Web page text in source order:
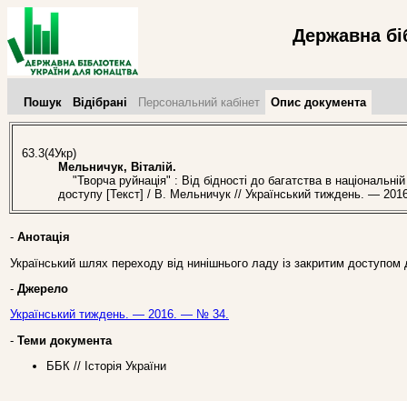
Державна
Пошук Відібрані Персональний кабінет Опис документа
63.3(4Укр)
Мельничук, Віталій.
"Творча руйнація" : Від бідності до багатства в
доступу [Текст] / В. Мельничук // Український тиждень. —
- Анотація
Український шлях переходу від нинішнього ладу із закритим
- Джерело
Український тиждень. — 2016. — № 34.
- Теми документа
ББК // Історія України